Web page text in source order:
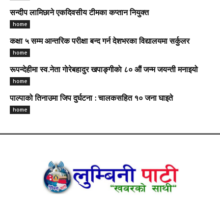
सन्दीप लामिछाने एकदिवसीय टीमका कप्तान नियुक्त
home
कक्षा ५ सम्म आन्तरिक परीक्षा बन्द गर्न देशभरका विद्यालयमा सर्कुलर
home
रूपन्देहीमा स्व.नेता गाेरेबहादुर खपाङ्गीकाे ८० औं जन्म जयन्ती मनाइयो
home
पाल्पाको तिनाउमा जिप दुर्घटना : चालकसहित १० जना घाइते
home